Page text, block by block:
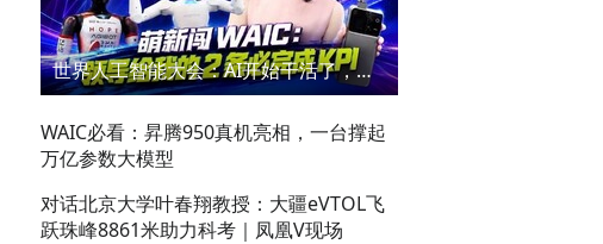
世界人工智能大会：AI开始干活了，但到底干的怎么样？萌新闯WAIC
WAIC必看：昇腾950真机亮相，一台撑起
万亿参数大模型
对话北京大学叶春翔教授：大疆eVTOL飞
跃珠峰8861米助力科考｜凤凰V现场